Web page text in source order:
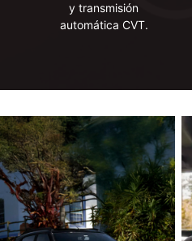
y ​​transmisión
automática CVT.